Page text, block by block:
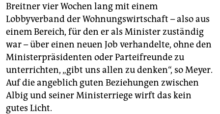
Breitner vier Wochen lang mit einem
Lobbyverband der Wohnungswirtschaft – also aus
einem Bereich, für den er als Minister zuständig
war – über einen neuen Job verhandelte, ohne den
Ministerpräsidenten oder Parteifreunde zu
unterrichten, „gibt uns allen zu denken“, so Meyer.
Auf die angeblich guten Beziehungen zwischen
Albig und seiner Ministerriege wirft das kein
gutes Licht.